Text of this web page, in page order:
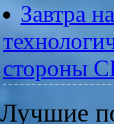
Завтра
стороны
Лучшие